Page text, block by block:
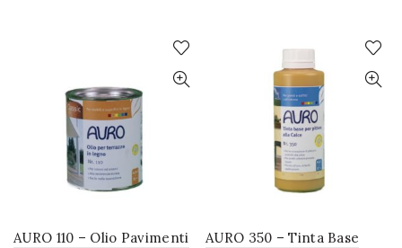
AURO 110 – Olio Pavimenti
AURO 350 – Tinta Base